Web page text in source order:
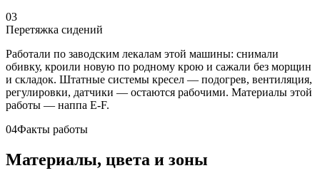
03
Перетяжка сидений
Работали по заводским лекалам этой машины: снимали
обивку, кроили новую по родному крою и сажали без морщин
и складок. Штатные системы кресел — подогрев, вентиляция,
регулировки, датчики — остаются рабочими. Материалы этой
работы — наппа E-F.
04Факты работы
Материалы, цвета и зоны